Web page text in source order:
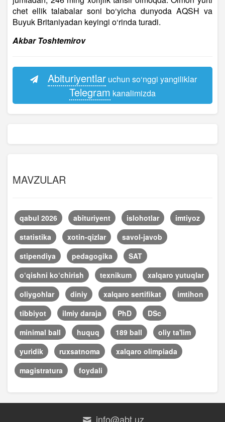
chet ellik talabalar soni bo‘yicha dunyoda AQSH va
Buyuk Britaniyadan keyingi o‘rinda turadi.
Akbar Toshtemirov
Abituriyentlaruchun so‘nggi yangiliklar
Telegram kanalimizda
MAVZULAR
qabul 2026 abituriyent islohotlar
imtiyoz
statistika
xotin-qizlar
savol-javob
stipendiya
pedagogika
SAT
o‘qishni ko‘chirish
texnikum
xalqaro yutuqlar
oliygohlar
diniy xalqaro sertifikat
imtihon
tibbiyot
ilmiy daraja PhD
DSc
minimal ball
huquq 189 ball
oliy ta'lim
yuridik
ruxsatnoma
xalqaro olimpiada
magistratura
foydali
info@abt.uz